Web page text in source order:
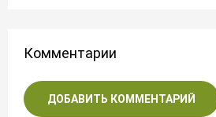
Комментарии
ДОБАВИТЬ КОММЕНТАРИЙ